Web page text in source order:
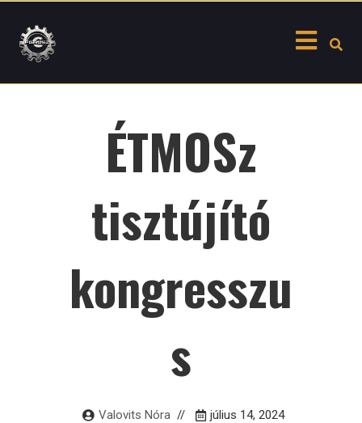
content
ÉTMOSz
tisztújító
kongresszu
s
Valovits Nóra július 14, 2024